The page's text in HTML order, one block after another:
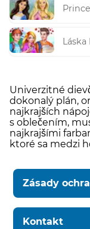
Láska
Univerzitné
dokonalý plán,
najkrajších
s oblečením,
najkrajšími
ktoré sa medzi
Zásady
Kontakt